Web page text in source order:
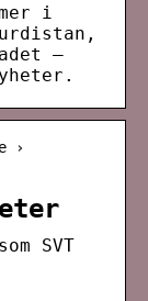
i
–
›
SVT